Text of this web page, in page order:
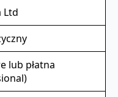
Ltd
lub płatna